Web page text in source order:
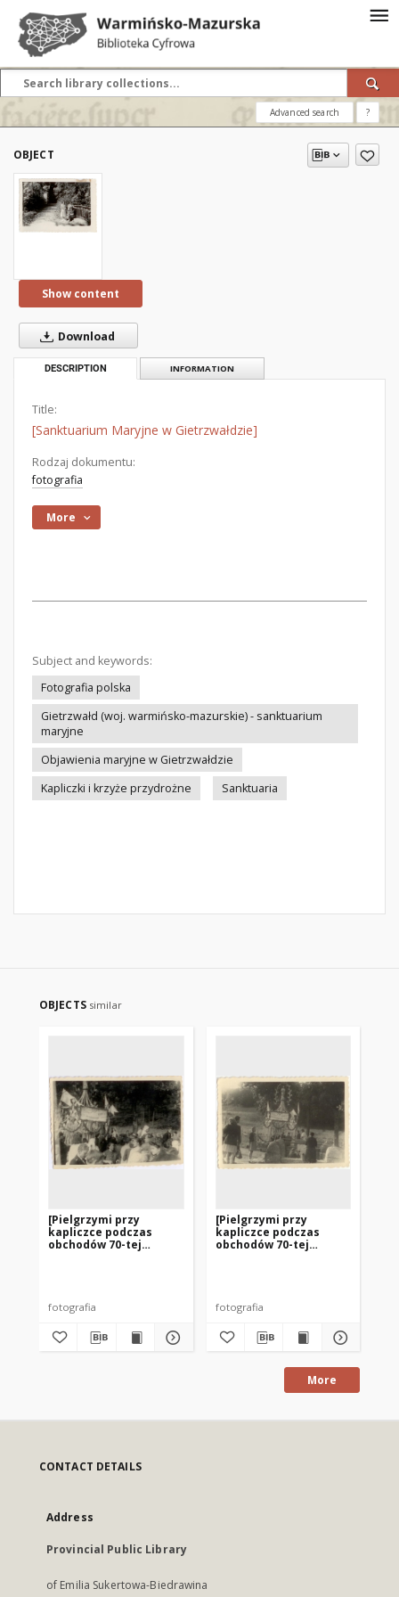
Advanced search ?
OBJECT
Show content
Download
DESCRIPTION INFORMATION
Title:
[Sanktuarium Maryjne w Gietrzwałdzie]
Rodzaj dokumentu:
fotografia
More
Subject and keywords:
Fotografia polska
Gietrzwałd (woj. warmińsko-mazurskie) - sanktuarium
maryjne
Objawienia maryjne w Gietrzwałdzie
Kapliczki i krzyże przydrożne
Sanktuaria
OBJECTS similar
[Pielgrzymi przy
kapliczce podczas
obchodów 70-tej
fotografia
[Pielgrzymi przy
kapliczce podczas
obchodów 70-tej
fotografia
More
CONTACT DETAILS
Address
Provincial Public Library
of Emilia Sukertowa-Biedrawina